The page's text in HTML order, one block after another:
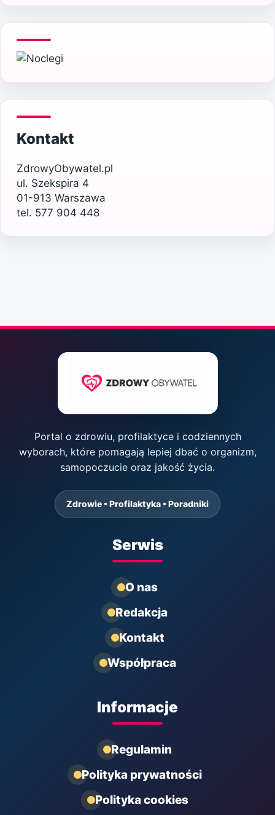
Kontakt
ZdrowyObywatel.pl
ul. Szekspira 4
01-913 Warszawa
tel. 577 904 448
Portal o zdrowiu, profilaktyce i codziennych
wyborach, które pomagają lepiej dbać o organizm,
samopoczucie oraz jakość życia.
Zdrowie • Profilaktyka • Poradniki
Serwis
O nas
Redakcja
Kontakt
Współpraca
Informacje
Regulamin
Polityka prywatności
Polityka cookies